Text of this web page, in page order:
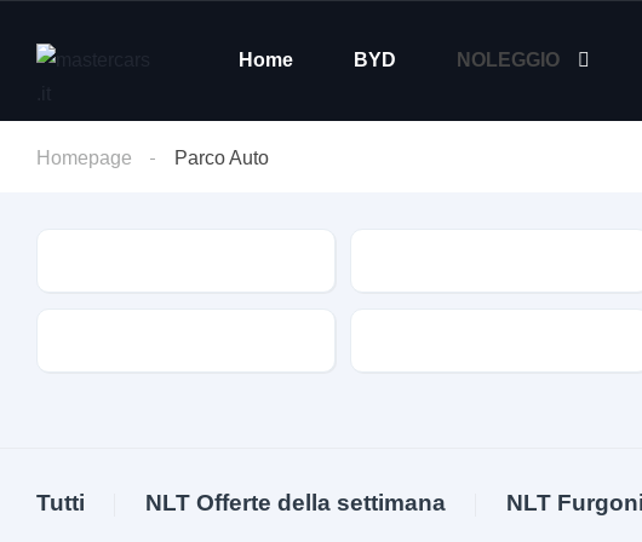
Home BYD NOLEGGIO
Homepage Parco Auto
Tutti NLT Offerte della settimana NLT Furgoni